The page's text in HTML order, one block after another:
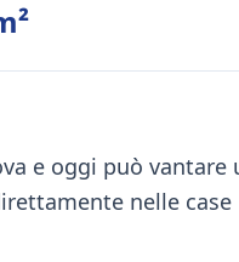
e oggi può
nelle